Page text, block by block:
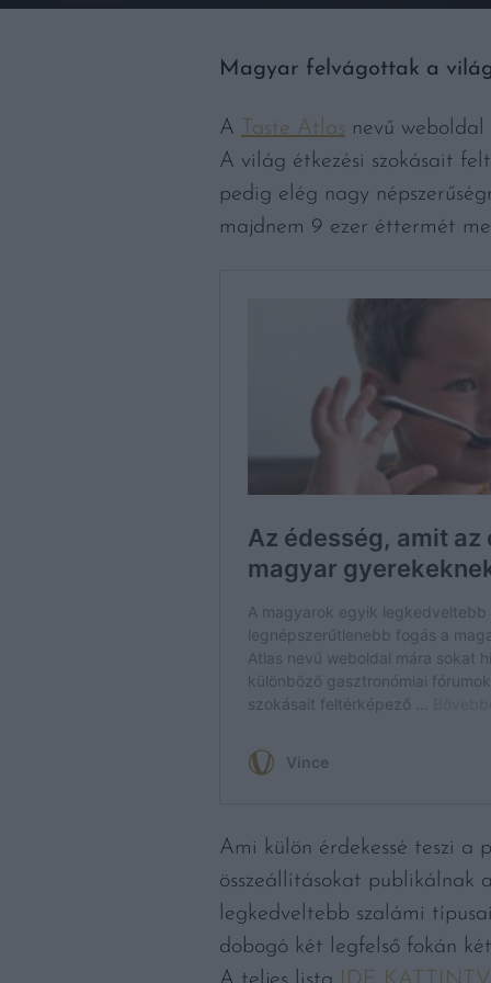
Magyar felvágottak a
A Taste Atlas nevű
A világ étkezési szokásait
pedig elég nagy
majdnem 9 ezer éttermét
Ami külön érdekessé teszi a
összeállításokat publikálnak
legkedveltebb szalámi
dobogó két legfelső fokán